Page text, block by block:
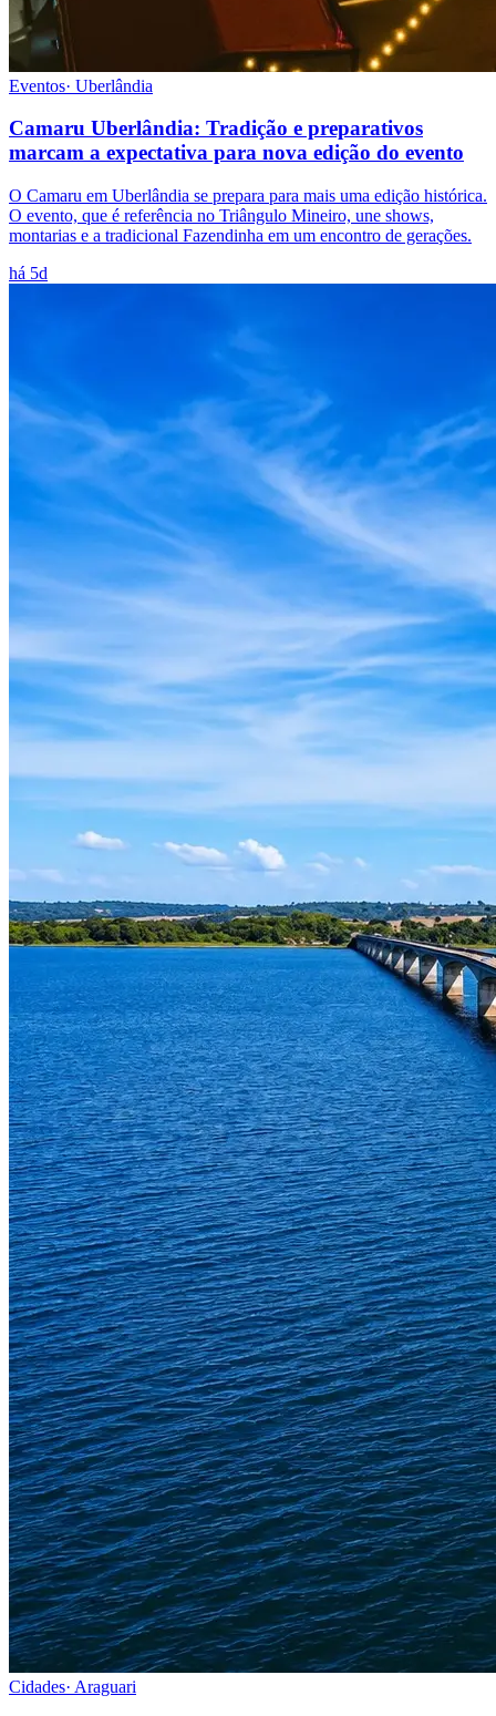
Eventos· Uberlândia
Camaru Uberlândia: Tradição e preparativos
marcam a expectativa para nova edição do evento
O Camaru em Uberlândia se prepara para mais uma edição histórica.
O evento, que é referência no Triângulo Mineiro, une shows,
montarias e a tradicional Fazendinha em um encontro de gerações.
há 5d
Cidades· Araguari